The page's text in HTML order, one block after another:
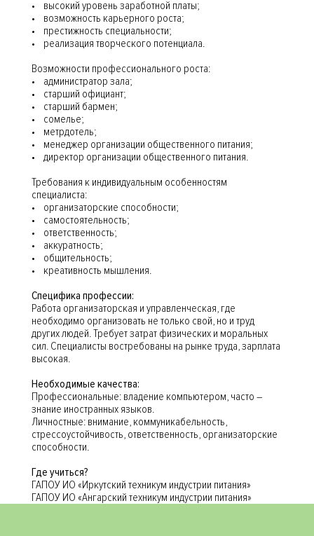
• высокий уровень заработной платы;
• возможность карьерного роста;
• престижность специальности;
• реализация творческого потенциала.
Возможности профессионального роста:
• администратор зала;
• старший официант;
• старший бармен;
• сомелье;
• метрдотель;
• менеджер организации общественного питания;
• директор организации общественного питания.
Требования к индивидуальным особенностям
специалиста:
• организаторские способности;
• самостоятельность;
• ответственность;
• аккуратность;
• общительность;
• креативность мышления.
Специфика профессии:
Работа организаторская и управленческая, где
необходимо организовать не только свой, но и труд
других людей. Требует затрат физических и моральных
сил. Специалисты востребованы на рынке труда, зарплата
высокая.
Необходимые качества:
Профессиональные: владение компьютером, часто –
знание иностранных языков.
Личностные: внимание, коммуникабельность,
стрессоустойчивость, ответственность, организаторские
способности.
Где учиться?
ГАПОУ ИО «Иркутский техникум индустрии питания»
ГАПОУ ИО «Ангарский техникум индустрии питания»